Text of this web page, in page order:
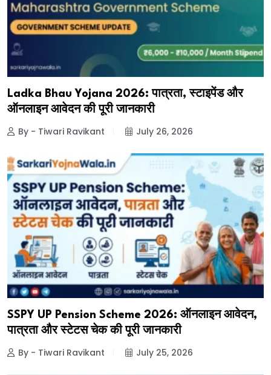
Ladka Bhau Yojana 2026: पात्रता, स्टाइपेंड और
ऑनलाइन आवेदन की पूरी जानकारी
By - Tiwari Ravikant July 26, 2026
SSPY UP Pension Scheme 2026: ऑनलाइन आवेदन,
पात्रता और स्टेटस चेक की पूरी जानकारी
By - Tiwari Ravikant July 25, 2026